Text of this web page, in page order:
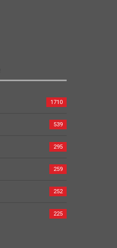
1710
539
295
259
252
225